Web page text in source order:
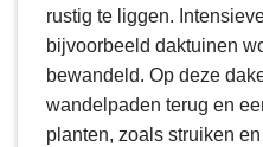
rustig te liggen.
bijvoorbeeld daktuinen
bewandeld. Op deze
wandelpaden terug en
planten, zoals struiken